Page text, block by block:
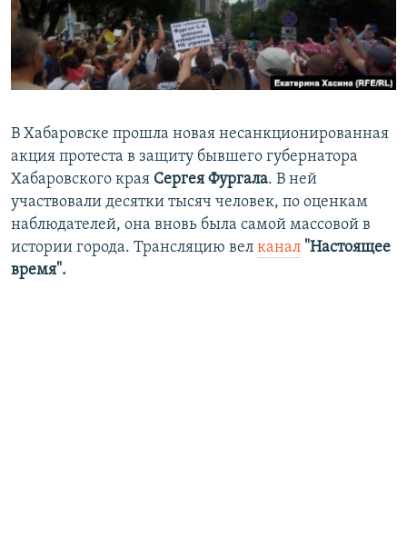
ПОБЕДИТЕЛЕЙ НЕ СУДЯТ?
КРЫМ.НЕПОКОРЕННЫЙ
ELIFBE
ПРИСОЕДИНЯЙТЕСЬ!
Все сайты RFE/RL
В Хабаровске прошла новая несанкционированная
акция протеста в защиту бывшего губернатора
Хабаровского края Сергея Фургала. В ней
участвовали десятки тысяч человек, по оценкам
наблюдателей, она вновь была самой массовой в
истории города. Трансляцию вел канал "Настоящее
время".